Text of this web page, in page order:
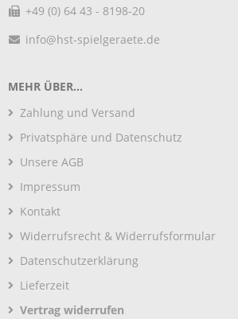
+49 (0) 64 43 - 8198-20
info@hst-spielgeraete.de
MEHR ÜBER...
Zahlung und Versand
Privatsphäre und Datenschutz
Unsere AGB
Impressum
Kontakt
Widerrufsrecht & Widerrufsformular
Datenschutzerklärung
Lieferzeit
Vertrag widerrufen